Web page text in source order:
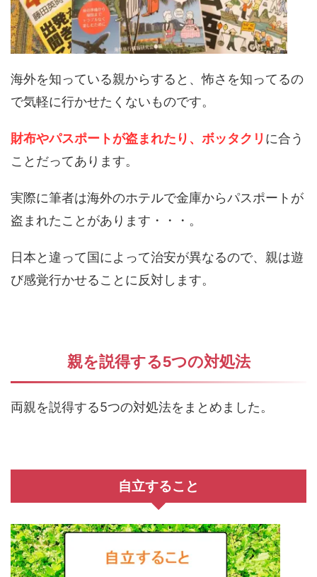
海外を知っている親からすると、怖さを知ってるの
で気軽に行かせたくないものです。
財布やパスポートが盗まれたり、ボッタクリ に合う
ことだってあります。
実際に筆者は海外のホテルで金庫からパスポートが
盗まれたことがあります・・・。
日本と違って国によって治安が異なるので、親は遊
び感覚行かせることに反対します。
親を説得する5つの対処法
両親を説得する5つの対処法をまとめました。
自立すること